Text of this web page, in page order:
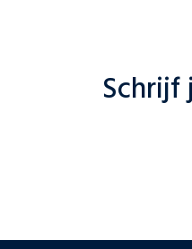
Schrijf